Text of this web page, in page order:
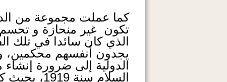
كما عملت مجموعة من
تكون غير منحازة و
الذي كان سائدا في تلك
يجدون أنفسهم محكمين، و
الدولية إلى ضرورة